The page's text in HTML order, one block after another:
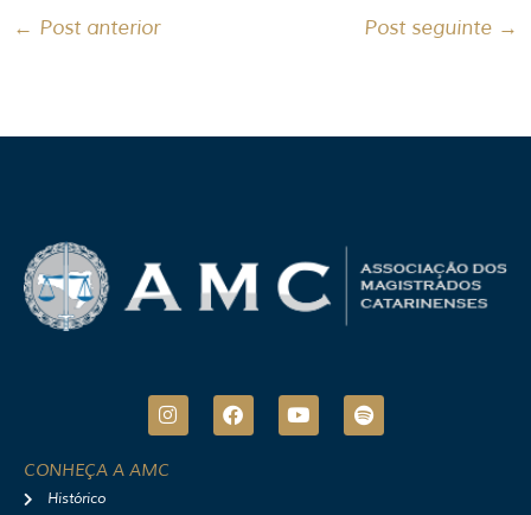
← Post anterior Post seguinte →
I
n
t
F
a
Y
o
S
p
CONHEÇA A AMC
Histórico